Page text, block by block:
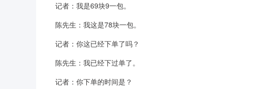
记者：我是69块9一包。
陈先生：我这是78块一包。
记者：你这已经下单了吗？
陈先生：我已经下过单了。
记者：你下单的时间是？